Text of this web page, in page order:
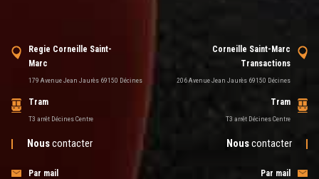
Regie Corneille Saint-
Marc
179 Avenue Jean Jaurès 69150 Décines
Tram
T3 arrêt Décines Centre
Nouscontacter
Par mail
Corneille Saint-Marc
Transactions
206 Avenue Jean Jaurès 69150 Décines
Tram
T3 arrêt Décines Centre
Nouscontacter
Par mail